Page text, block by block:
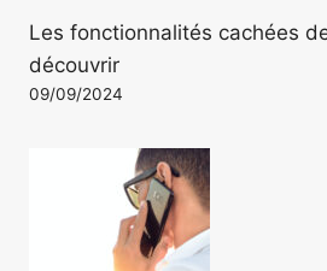
Les fonctionnalités cachées
découvrir
09/09/2024